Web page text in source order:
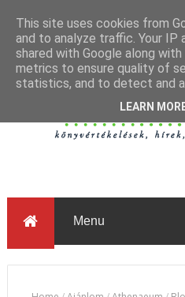
This site uses cookies from
and to analyze traffic. Your IP
shared with Google along
metrics to ensure quality of
statistics, and to detect and
LEARN